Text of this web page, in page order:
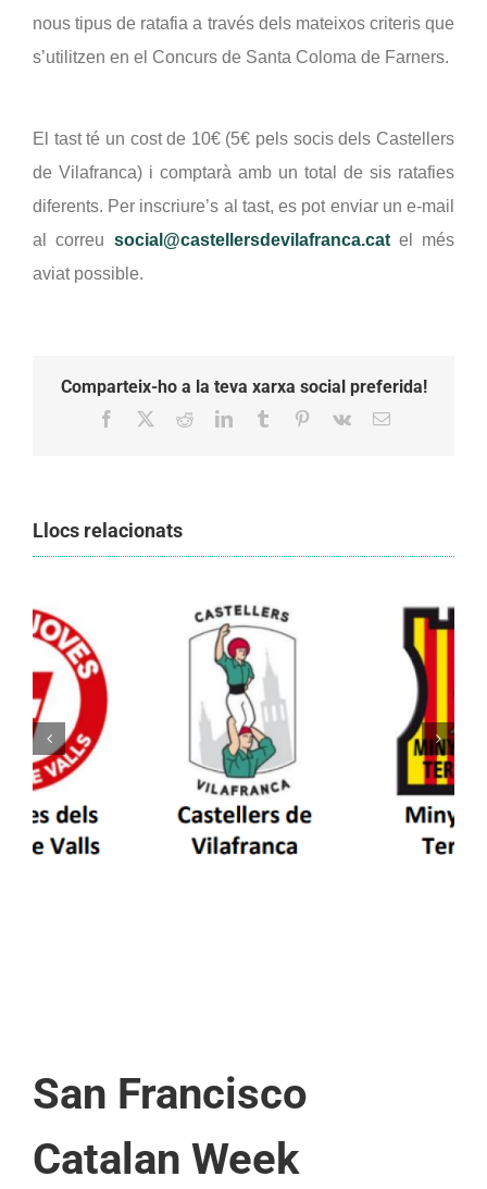
nous tipus de ratafia a través dels mateixos criteris que
s’utilitzen en el Concurs de Santa Coloma de Farners.
El tast té un cost de 10€ (5€ pels socis dels Castellers
de Vilafranca) i comptarà amb un total de sis ratafies
diferents. Per inscriure’s al tast, es pot enviar un e-mail
al correu social@castellersdevilafranca.cat el més
aviat possible.
Comparteix-ho a la teva xarxa social preferida!
Facebook RedditLinkedInTumblr Pinterest
Vk Email:
Llocs relacionats
Els Castellers de Vilafranca unieixen tradició i
patrimoni en un viatge de colla a la Vall
d’Aran i a la Vall de Boí
San Francisco
Catalan Week